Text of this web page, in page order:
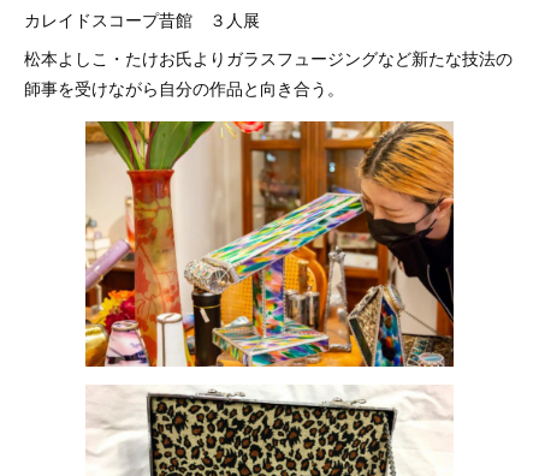
カレイドスコープ昔館 ３人展
松本よしこ・たけお氏よりガラスフュージングなど新たな技法の
師事を受けながら自分の作品と向き合う。